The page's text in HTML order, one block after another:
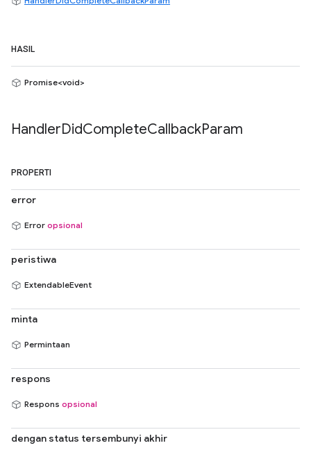
HASIL
Promise<void>
HandlerDidCompleteCallbackParam
PROPERTI
error
Error opsional
peristiwa
ExtendableEvent
minta
Permintaan
respons
Respons opsional
dengan status tersembunyi akhir